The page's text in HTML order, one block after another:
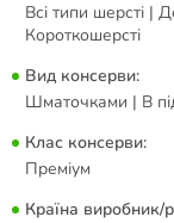
Всі типи шерсті |
Короткошерсті
Вид консерви:
Шматочками | В
Клас консерви:
Преміум
Країна виробник/